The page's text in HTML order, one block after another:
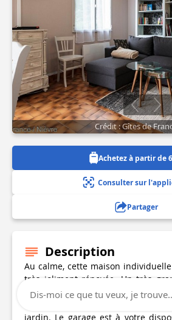
Crédit : Gîtes de
Achetez à partir de
Consulter sur
Partager
Description
Au calme, cette maison
très joliment rénovée. Un très
vous permettra de vous détendre,
basket, et un chemin de balade
jardin. Le garage est à votre
Dis-moi ce que tu veux, je